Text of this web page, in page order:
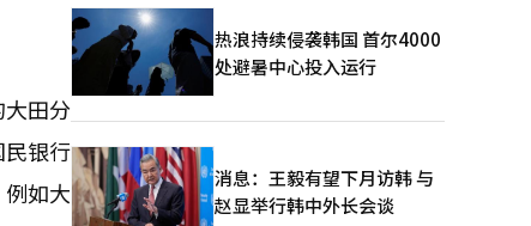
田分
银行
如大
热浪持续侵袭韩国 首尔4000
处避暑中心投入运行
消息：王毅有望下月访韩 与
赵显举行韩中外长会谈